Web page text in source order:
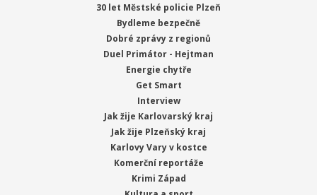
30 let Městské policie Plzeň
Bydleme bezpečně
Dobré zprávy z regionů
Duel Primátor - Hejtman
Energie chytře
Get Smart
Interview
Jak žije Karlovarský kraj
Jak žije Plzeňský kraj
Karlovy Vary v kostce
Komerční reportáže
Krimi Západ